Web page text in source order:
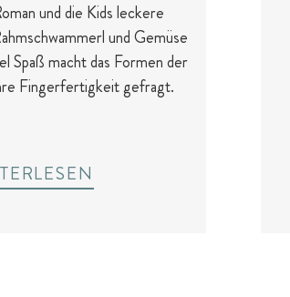
und die Kids leckere
und Gemüse
Spaß macht das Formen der
Fingerfertigkeit gefragt.